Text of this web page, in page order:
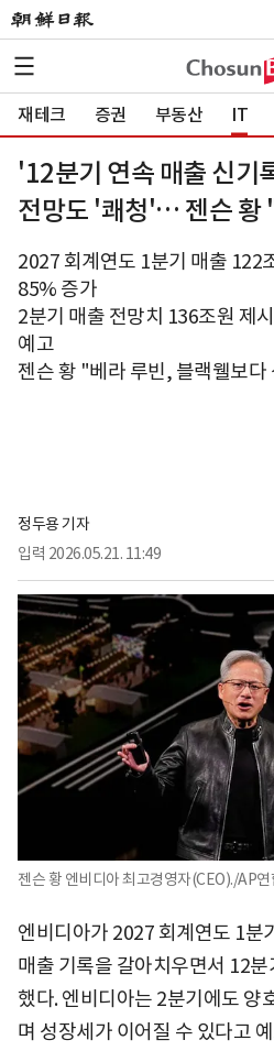
재테크 증권 부동산 IT
'12분기 연속 매출 신기
전망도 '쾌청'… 젠슨 황
2027 회계연도 1분기 매출 122
85% 증가
2분기 매출 전망치 136조원 제
예고
젠슨 황 "베라 루빈, 블랙웰보다
정두용 기자
입력 2026.05.21. 11:49
젠슨 황 엔비디아 최고경영자(CEO)./AP
엔비디아가 2027 회계연도 1분
매출 기록을 갈아치우면서 12
했다. 엔비디아는 2분기에도 양
며 성장세가 이어질 수 있다고